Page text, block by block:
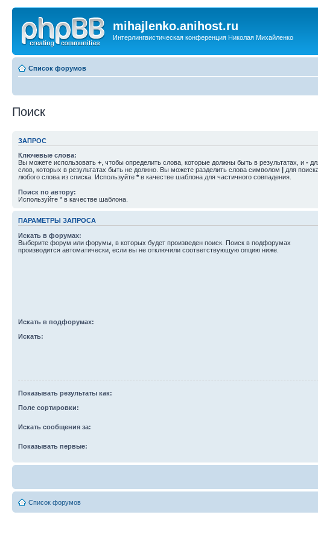
mihajlenko.anihost.ru
Интерлингвистическая конференция Николая Михайленко
Список форумов
Поиск
ЗАПРОС
Ключевые слова:
Вы можете использовать + , чтобы определить слова, которые должны быть в результатах, и -
слов, которых в результатах быть не должно. Вы можете разделить слова символом | для
любого слова из списка. Используйте * в качестве шаблона для частичного совпадения.
Поиск по автору:
Используйте * в качестве шаблона.
ПАРАМЕТРЫ ЗАПРОСА
Искать в форумах:
Выберите форум или форумы, в которых будет произведен поиск. Поиск в подфорумах
производится автоматически, если вы не отключили соответствующую опцию ниже.
Искать в подфорумах:
Искать:
Показывать результаты как:
Поле сортировки:
Искать сообщения за:
Показывать первые:
Список форумов